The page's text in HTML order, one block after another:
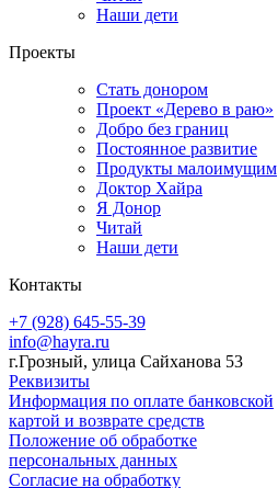
Наши дети
Проекты
Стать донором
Проект «Дерево в раю»
Добро без границ
Постоянное развитие
Продукты малоимущим
Доктор Хайра
Я Донор
Читай
Наши дети
Контакты
+7 (928) 645-55-39
info@hayra.ru
г.Грозный, улица Сайханова 53
Реквизиты
Информация по оплате банковской
картой и возврате средств
Положение об обработке
персональных данных
Согласие на обработку